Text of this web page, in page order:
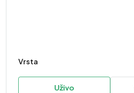
Vrsta
Uživo